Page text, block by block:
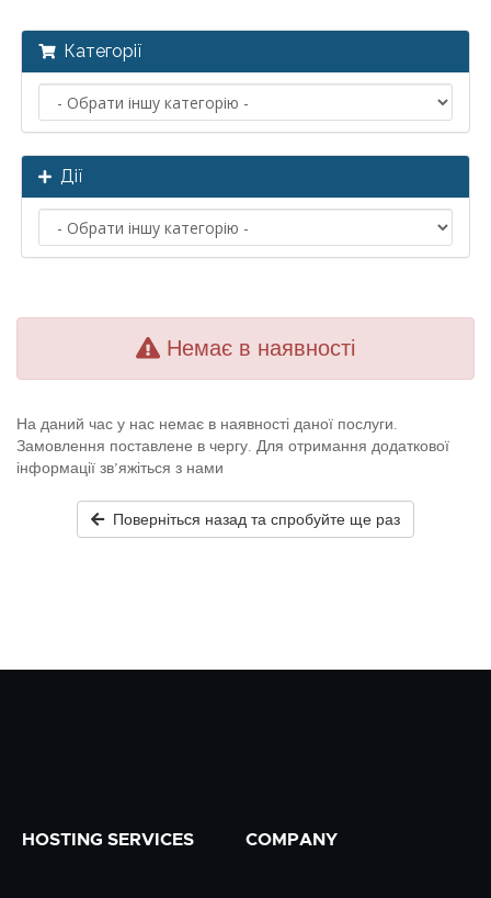
Категорії
Дії
Немає в наявності
На даний час у нас немає в наявності даної послуги.
Замовлення поставлене в чергу. Для отримання додаткової
інформації зв’яжіться з нами
Поверніться назад та спробуйте ще раз
HOSTING SERVICES COMPANY